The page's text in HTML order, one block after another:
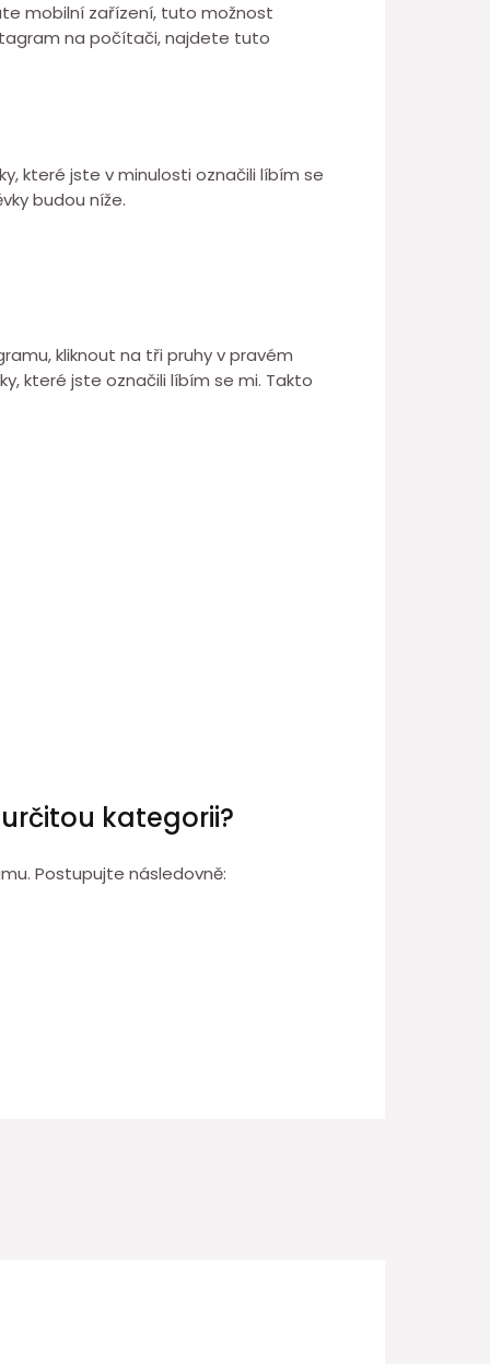
mobilní zařízení, tuto možnost
na počítači, najdete tuto
které jste v minulosti označili líbím se
budou níže.
kliknout na tři pruhy v pravém
které jste označili líbím se mi. Takto
kategorii?
Postupujte následovně: